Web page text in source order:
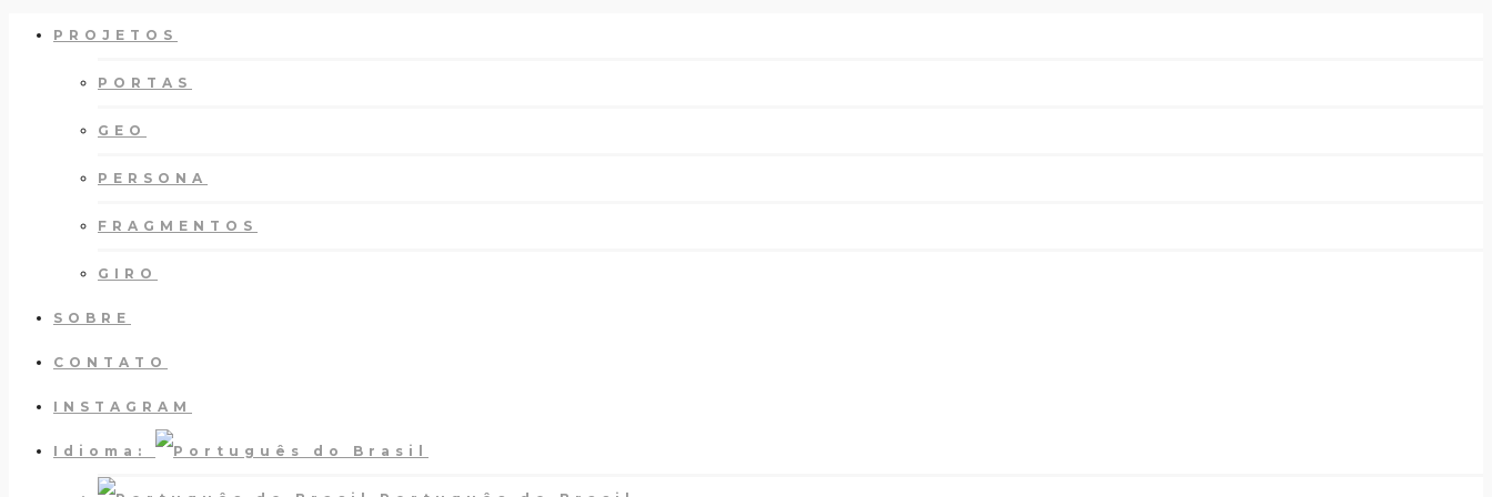
PROJETOS
PORTAS
GEO
PERSONA
FRAGMENTOS
GIRO
SOBRE
CONTATO
INSTAGRAM
Idioma: